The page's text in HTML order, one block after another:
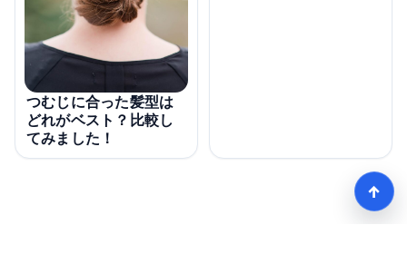
つむじに合った髪型は
どれがベスト？比較し
てみました！
↑